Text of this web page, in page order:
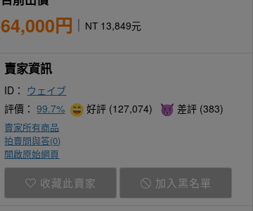
64,000円 NT 13,849元
賣家資訊
ID： ウェイブ
評價：99.7% 好評 (127,074) 差評 (383)
賣家所有商品
拍賣問與答(0)
開啟原始網頁
收藏此賣家 加入黑名單